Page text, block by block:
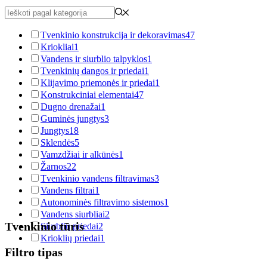
Tvenkinio konstrukcija ir dekoravimas47
Kriokliai1
Vandens ir siurblio talpyklos1
Tvenkinių dangos ir priedai1
Klijavimo priemonės ir priedai1
Konstrukciniai elementai47
Dugno drenažai1
Guminės jungtys3
Jungtys18
Sklendės5
Vamzdžiai ir alkūnės1
Žarnos22
Tvenkinio vandens filtravimas3
Vandens filtrai1
Autonominės filtravimo sistemos1
Vandens siurbliai2
Siurblių priedai2
Krioklių priedai1
Tvenkinio tūris
Filtro tipas